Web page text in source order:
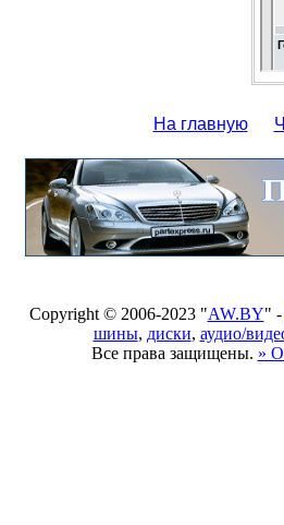
На главную
Copyright © 2006-2023 "AW.BY" -
шины, диски, аудио/
Все права защищены. »